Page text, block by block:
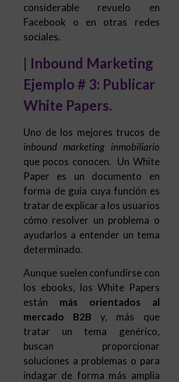
considerable revuelo en
Facebook o en otras redes
sociales.
| Inbound Marketing
Ejemplo # 3: Publicar
White Papers.
Uno de los mejores trucos de
inbound marketing inmobiliario
que pocos conocen. Un White
Paper es un documento en
forma de guía cuya función es
tratar de explicar a los usuarios
cómo resolver un problema o
ayudarlos a entender un tema
determinado.
Aunque suelen confundirse con
los ebooks, los White Papers
están más orientados al
mercado B2B y, más que
tratar un tema genérico,
buscan proporcionar
soluciones a problemas o para
indagar de forma más amplia